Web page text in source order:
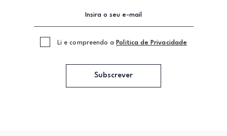
Li e compreendo a Politica de Privacidade
Subscrever